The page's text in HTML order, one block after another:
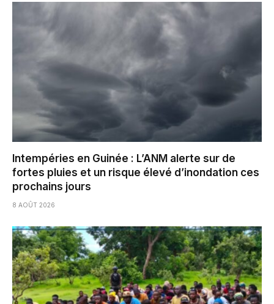
Intempéries en Guinée : L’ANM alerte sur de
fortes pluies et un risque élevé d’inondation ces
prochains jours
8 AOÛT 2026